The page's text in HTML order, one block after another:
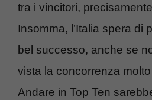
tra i vincitori,
Insomma, l’Italia spera di
bel successo, anche se
vista la concorrenza
Andare in Top Ten